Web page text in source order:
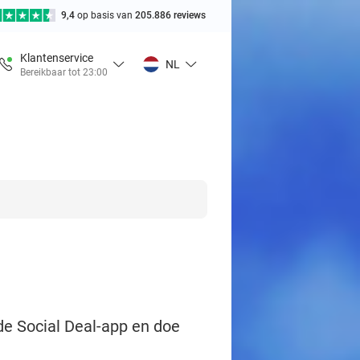
9,4 op basis van 205.886 reviews
Klantenservice
Bereikbaar tot 23:00
NL
Social Deal-app en doe